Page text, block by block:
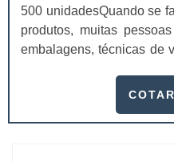
500 unidadesQuando se
produtos, muitas
embalagens, técnicas de
e logística adequada,
um papel de destaque